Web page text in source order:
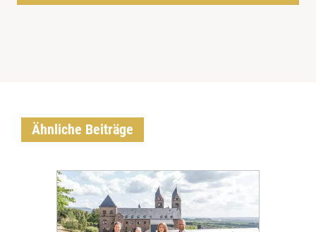
Ähnliche Beiträge